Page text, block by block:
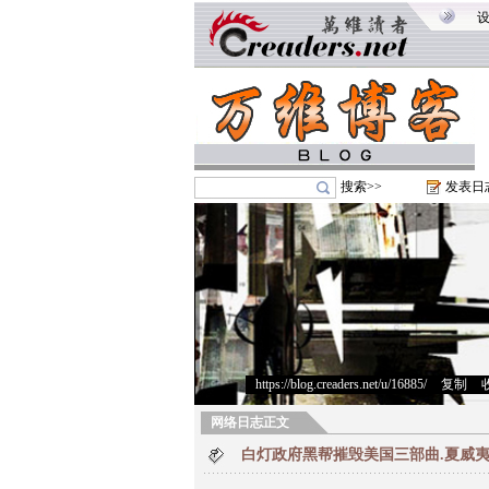
搜索>> 发表日
https://blog.creaders.net/u/16885/> 复制
网络日志正文
白灯政府黑帮摧毁美国三部曲.夏威